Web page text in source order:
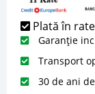
Plată în
Garanție
Transport
30 de ani